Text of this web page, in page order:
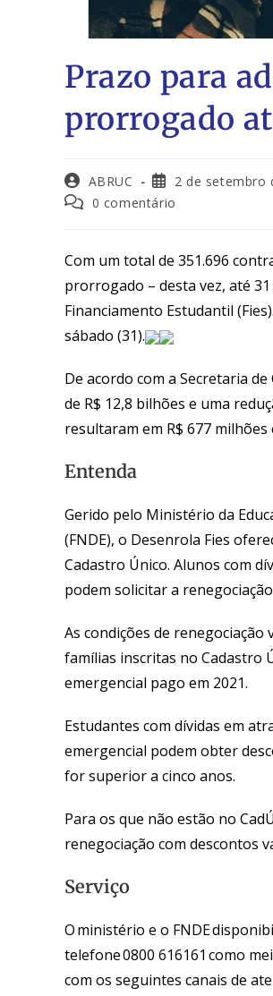
Prazo para
prorrogado
ABRUC 2 de setembro
0 comentário
Com um total de 351.696
prorrogado – desta vez, até
Financiamento Estudantil
sábado (31).
De acordo com a Secretaria
de R$ 12,8 bilhões e uma
resultaram em R$ 677
Entenda
Gerido pelo Ministério da
(FNDE), o Desenrola Fies
Cadastro Único. Alunos com
podem solicitar a
As condições de
famílias inscritas no Cadastro
emergencial pago em 2021.
Estudantes com dívidas em
emergencial podem obter
for superior a cinco anos.
Para os que não estão no
renegociação com descontos
Serviço
O ministério e o FNDE
telefone 0800 616161 como
com os seguintes canais de